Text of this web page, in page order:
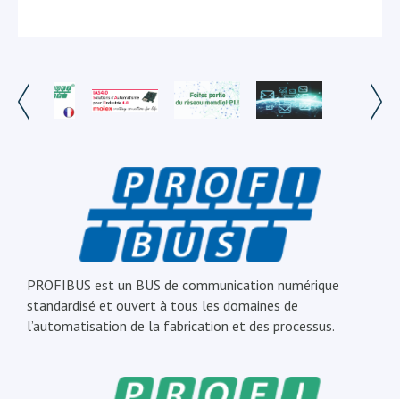
PROFIBUS est un BUS de communication numérique
standardisé et ouvert à tous les domaines de
l’automatisation de la fabrication et des processus.